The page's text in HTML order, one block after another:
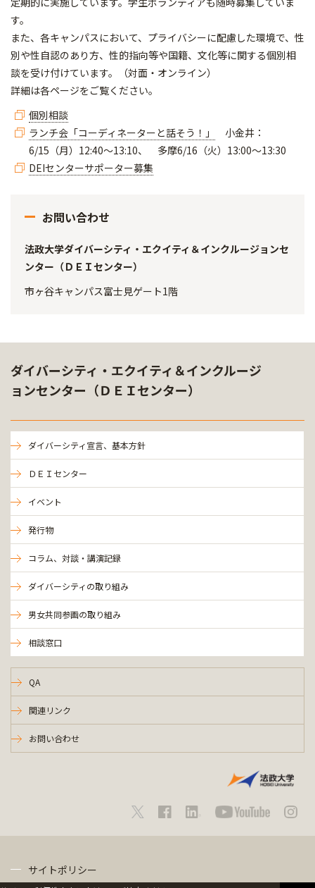
す。
また、各キャンパスにおいて、プライバシーに配慮した環境で、性
別や性自認のあり方、性的指向等や国籍、文化等に関する個別相
談を受け付けています。（対面・オンライン）
詳細は各ページをご覧ください。
個別相談
ランチ会「コーディネーターと話そう！」
小金井：
6/15（月）12:40～13:10、 多摩6/16（火）13:00～13:30
DEIセンターサポーター募集
お問い合わせ
法政大学ダイバーシティ・エクイティ＆インクルージョンセ
ンター（ＤＥＩセンター）
市ヶ谷キャンパス富士見ゲート1階
ダイバーシティ・エクイティ＆インクルージ
ョンセンター（ＤＥＩセンター）
ダイバーシティ宣言、基本方針
ＤＥＩセンター
イベント
発行物
コラム、対談・講演記録
ダイバーシティの取り組み
男女共同参画の取り組み
相談窓口
QA
関連リンク
お問い合わせ
サイトポリシー